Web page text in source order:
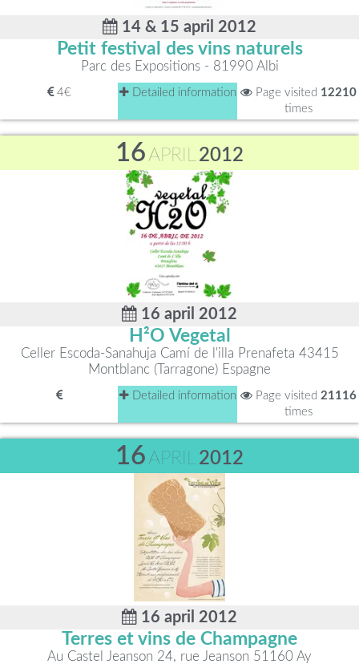
14 & 15 april 2012
Petit festival des vins naturels
Parc des Expositions - 81990 Albi
4€ Detailed information Page visited 12210
times
16APRIL2012
16 april 2012
H²O Vegetal
Celler Escoda-Sanahuja Camí de l'illa Prenafeta 43415
Montblanc (Tarragone) Espagne
Detailed information Page visited 21116
times
16APRIL 2012
16 april 2012
Terres et vins de Champagne
Au Castel Jeanson 24, rue Jeanson 51160 Ay